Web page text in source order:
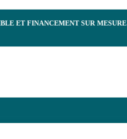
ET FINANCEMENT SUR MESURE